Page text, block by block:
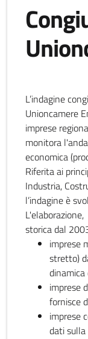
L’indagine
Unioncamere
imprese
monitora
economica
Riferita ai
Industria,
l’indagine è
storica dal
imprese
stretto)
imprese
fornisce
imprese
dati sulla